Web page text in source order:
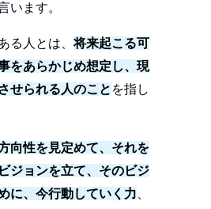
います。
る人とは、将来起こる可
をあらかじめ想定し、現
せられる人のこと を指し
向性を見定めて、それを
ジョンを立て、そのビジ
に、今行動していく力